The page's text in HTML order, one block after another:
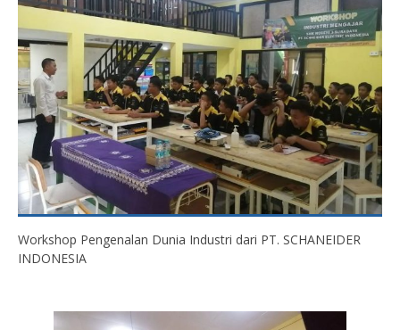
Workshop Pengenalan Dunia Industri dari PT. SCHANEIDER
INDONESIA